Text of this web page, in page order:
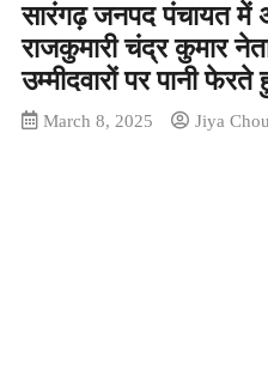
सारंगढ़ जनपद पंचायत में
राजकुमारी चंद्र कुमार
उम्मीदवारों पर पानी
March 8, 2025 Jiya